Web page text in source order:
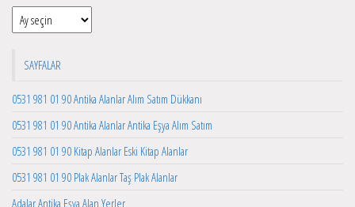
Arşivler
SAYFALAR
0531 981 01 90 Antika Alanlar Alım Satım Dükkanı
0531 981 01 90 Antika Alanlar Antika Eşya Alım Satım
0531 981 01 90 Kitap Alanlar Eski Kitap Alanlar
0531 981 01 90 Plak Alanlar Taş Plak Alanlar
Adalar Antika Eşya Alan Yerler